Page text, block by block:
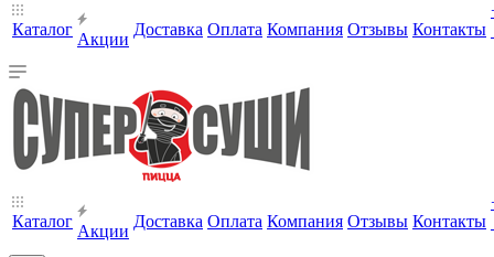
Каталог
Акции
Доставка Оплата Компания Отзывы Контакты
Каталог
Акции
Доставка Оплата Компания Отзывы Контакты